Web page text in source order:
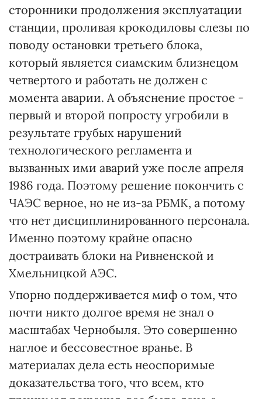
сторонники продолжения эксплуатации
станции, проливая крокодиловы слезы по
поводу остановки третьего блока,
который является сиамским близнецом
четвертого и работать не должен с
момента аварии. А объяснение простое -
первый и второй попросту угробили в
результате грубых нарушений
технологического регламента и
вызванных ими аварий уже после апреля
1986 года. Поэтому решение покончить с
ЧАЭС верное, но не из-за РБМК, а потому
что нет дисциплинированного персонала.
Именно поэтому крайне опасно
достраивать блоки на Ривненской и
Хмельницкой АЭС.
Упорно поддерживается миф о том, что
почти никто долгое время не знал о
масштабах Чернобыля. Это совершенно
наглое и бессовестное вранье. В
материалах дела есть неоспоримые
доказательства того, что всем, кто